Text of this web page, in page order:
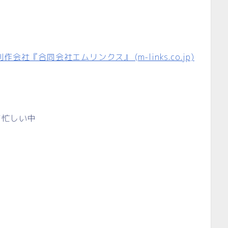
作会社『合同会社エムリンクス』 (m-links.co.jp)
しい中